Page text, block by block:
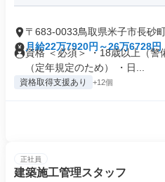
〒683-0033鳥取県米子市長砂
月給22万7920円～26万6728円
資格 ＜必須＞ ・18歳以上（警
（定年規定のため） ・日...
資格取得支援あり +12個
正社員
建築施工管理スタッフ